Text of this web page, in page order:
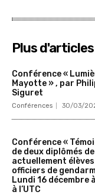
Plus
Conférence «
Mayotte » , par
Siguret
Conférences 30/03/
Conférence «
de deux diplômés de
actuellement
officiers de
Lundi 16 décembre
à l’UTC